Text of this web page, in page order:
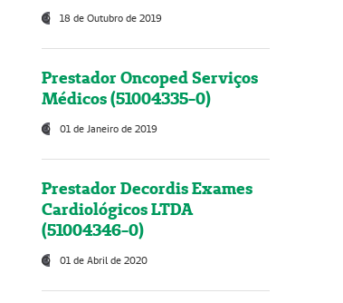
18 de Outubro de 2019
Prestador Oncoped Serviços
Médicos (51004335-0)
01 de Janeiro de 2019
Prestador Decordis Exames
Cardiológicos LTDA
(51004346-0)
01 de Abril de 2020